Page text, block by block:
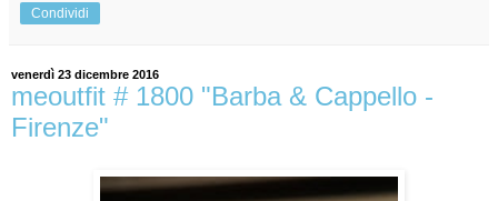
Condividi
venerdì 23 dicembre 2016
meoutfit # 1800 "Barba & Cappello -
Firenze"